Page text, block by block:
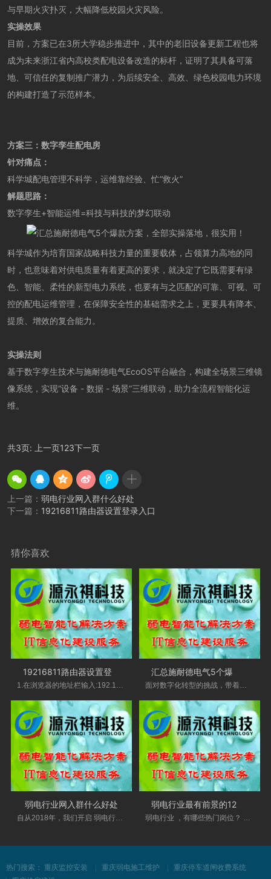
与早期火灾扑灭，大幅降低校园火灾风险。
实操效果
目前，方案已在3所大学稳步推进中，其中的老旧设备更新工程也将
成为未来浙江省内高校类配电设备改造的标杆，证明了其具备可落
地、可信任的复制推广潜力，为后续安全、高效、绿色校园电力环境
的构建打造了示范样本。
方案三： 数字孪生配电房
针对痛点：
科学城配电管理不科学，运维靠经验、忙“救火”
解题思路：
数字孪生+智能运维=科技与科技的梦幻联动
科学城作为培育国家战略科技力量的重要载体，占领算力高地的同
时，也意味着对供电质量有着更高的要求，就决定了它既需要有绿
色、智能、柔性的新型电力系统，也要有与之匹配的可靠、可视、可
控的配电运维管理，在保障安全性的基础需求之上，更要具有降本、
提质、增效的复合能力。
实操法则
基于数字孪生技术与施耐德电气EcoOS平台融合，构建全场景三维镜
像系统，实现“设备 - 数据 - 场景”三维联动，助力全流程智能化运
维。
共3页: 上一页123下一页
上一篇： 弱电行业网入群什么好处
下一篇： 19216811路由器设置登录入口
猜你喜欢
1.在浏览器的地址栏输入:192.168.16.1，按回车键- 面对数字化转型的挑战，带着如何 以创新获得创
弱电行业网入群什么好处
自从2018年，我们开启 弱电行业 网VIP技术交流群 弱电行业 ，有哪些热门岗位？ 十几年前的弱电行
热门搜索： 重庆监控安装 重庆弱电施工维护
重庆停车道闸收费系统